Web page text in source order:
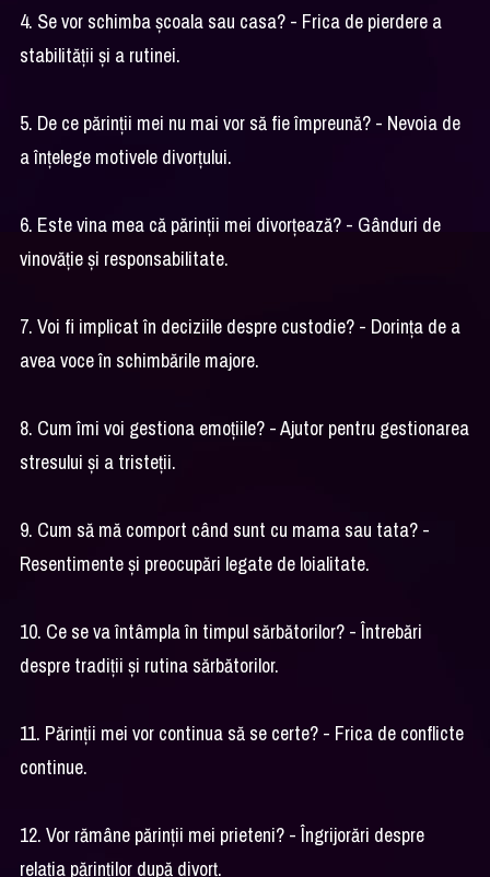
4. Se vor schimba școala sau casa? - Frica de pierdere a
stabilității și a rutinei.
5. De ce părinții mei nu mai vor să fie împreună? - Nevoia de
a înțelege motivele divorțului.
6. Este vina mea că părinții mei divorțează? - Gânduri de
vinovăție și responsabilitate.
7. Voi fi implicat în deciziile despre custodie? - Dorința de a
avea voce în schimbările majore.
8. Cum îmi voi gestiona emoțiile? - Ajutor pentru gestionarea
stresului și a tristeții.
9. Cum să mă comport când sunt cu mama sau tata? -
Resentimente și preocupări legate de loialitate.
10. Ce se va întâmpla în timpul sărbătorilor? - Întrebări
despre tradiții și rutina sărbătorilor.
11. Părinții mei vor continua să se certe? - Frica de conflicte
continue.
12. Vor rămâne părinții mei prieteni? - Îngrijorări despre
relația părinților după divorț.